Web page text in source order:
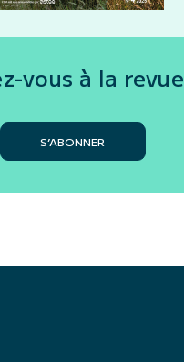
vous à la revue
S’ABONNER